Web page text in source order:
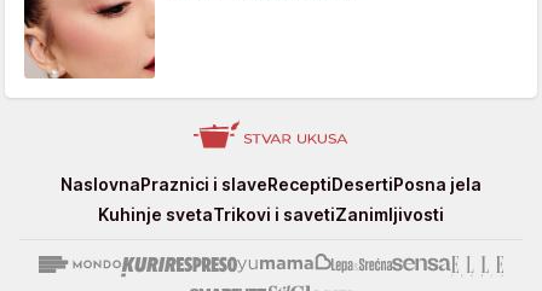
StvarNaslovnaPraznici i slaveReceptiDesertiPosna jela
Kuhinje svetaTrikovi i savetiZanimljivosti